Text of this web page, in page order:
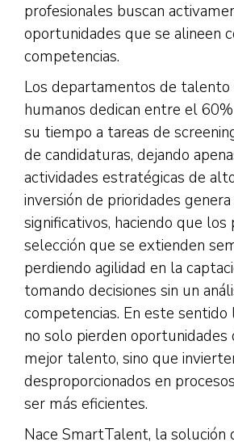
profesionales buscan
oportunidades que se alineen
competencias.
Los departamentos de talento
humanos dedican entre el
su tiempo a tareas de
de candidaturas, dejando
actividades estratégicas de
inversión de prioridades
significativos, haciendo que los
selección que se extienden
perdiendo agilidad en la
tomando decisiones sin un
competencias. En este sentido
no solo pierden oportunidades
mejor talento, sino que
desproporcionados en
ser más eficientes.
Nace SmartTalent, la solución